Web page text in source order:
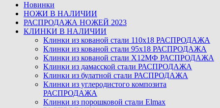
Новинки
НОЖИ В НАЛИЧИИ
РАСПРОДАЖА НОЖЕЙ 2023
КЛИНКИ В НАЛИЧИИ
Клинки из кованой стали 110х18 РАСПРОДАЖА
Клинки из кованой стали 95х18 РАСПРОДАЖА
Клинки из кованой стали Х12МФ РАСПРОДАЖА
Клинки из дамасской стали РАСПРОДАЖА
Клинки из булатной стали РАСПРОДАЖА
Клинки из углеродистого композита
РАСПРОДАЖА
Клинки из порошковой стали Elmax